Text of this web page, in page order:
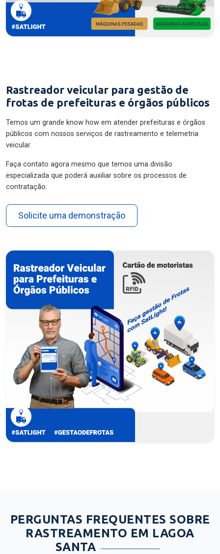
Rastreador veicular para gestão de
frotas de prefeituras e órgãos públicos
Temos um grande know how em atender prefeituras e órgãos
públicos com nossos serviços de rastreamento e telemetria
veicular.
Faça contato agora mesmo que temos uma divisão
especializada que poderá auxiliar sobre os processos de
contratação.
Solicite uma demonstração
PERGUNTAS FREQUENTES SOBRE
RASTREAMENTO EM LAGOA
SANTA